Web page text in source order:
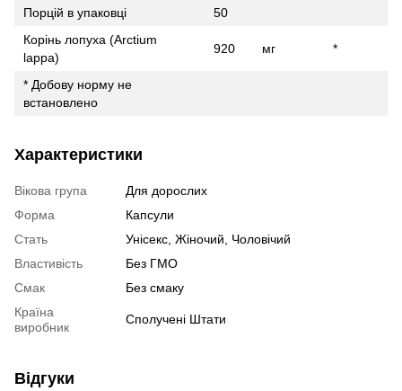
Порцій в упаковці
50
Корінь лопуха (Arctium
lappa)
920 мг *
* Добову норму не
встановлено
Характеристики
Вікова група
Для дорослих
Форма
Капсули
Стать
Унісекс, Жіночий, Чоловічий
Властивість
Без ГМО
Смак
Без смаку
Країна
виробник
Сполучені Штати
Відгуки